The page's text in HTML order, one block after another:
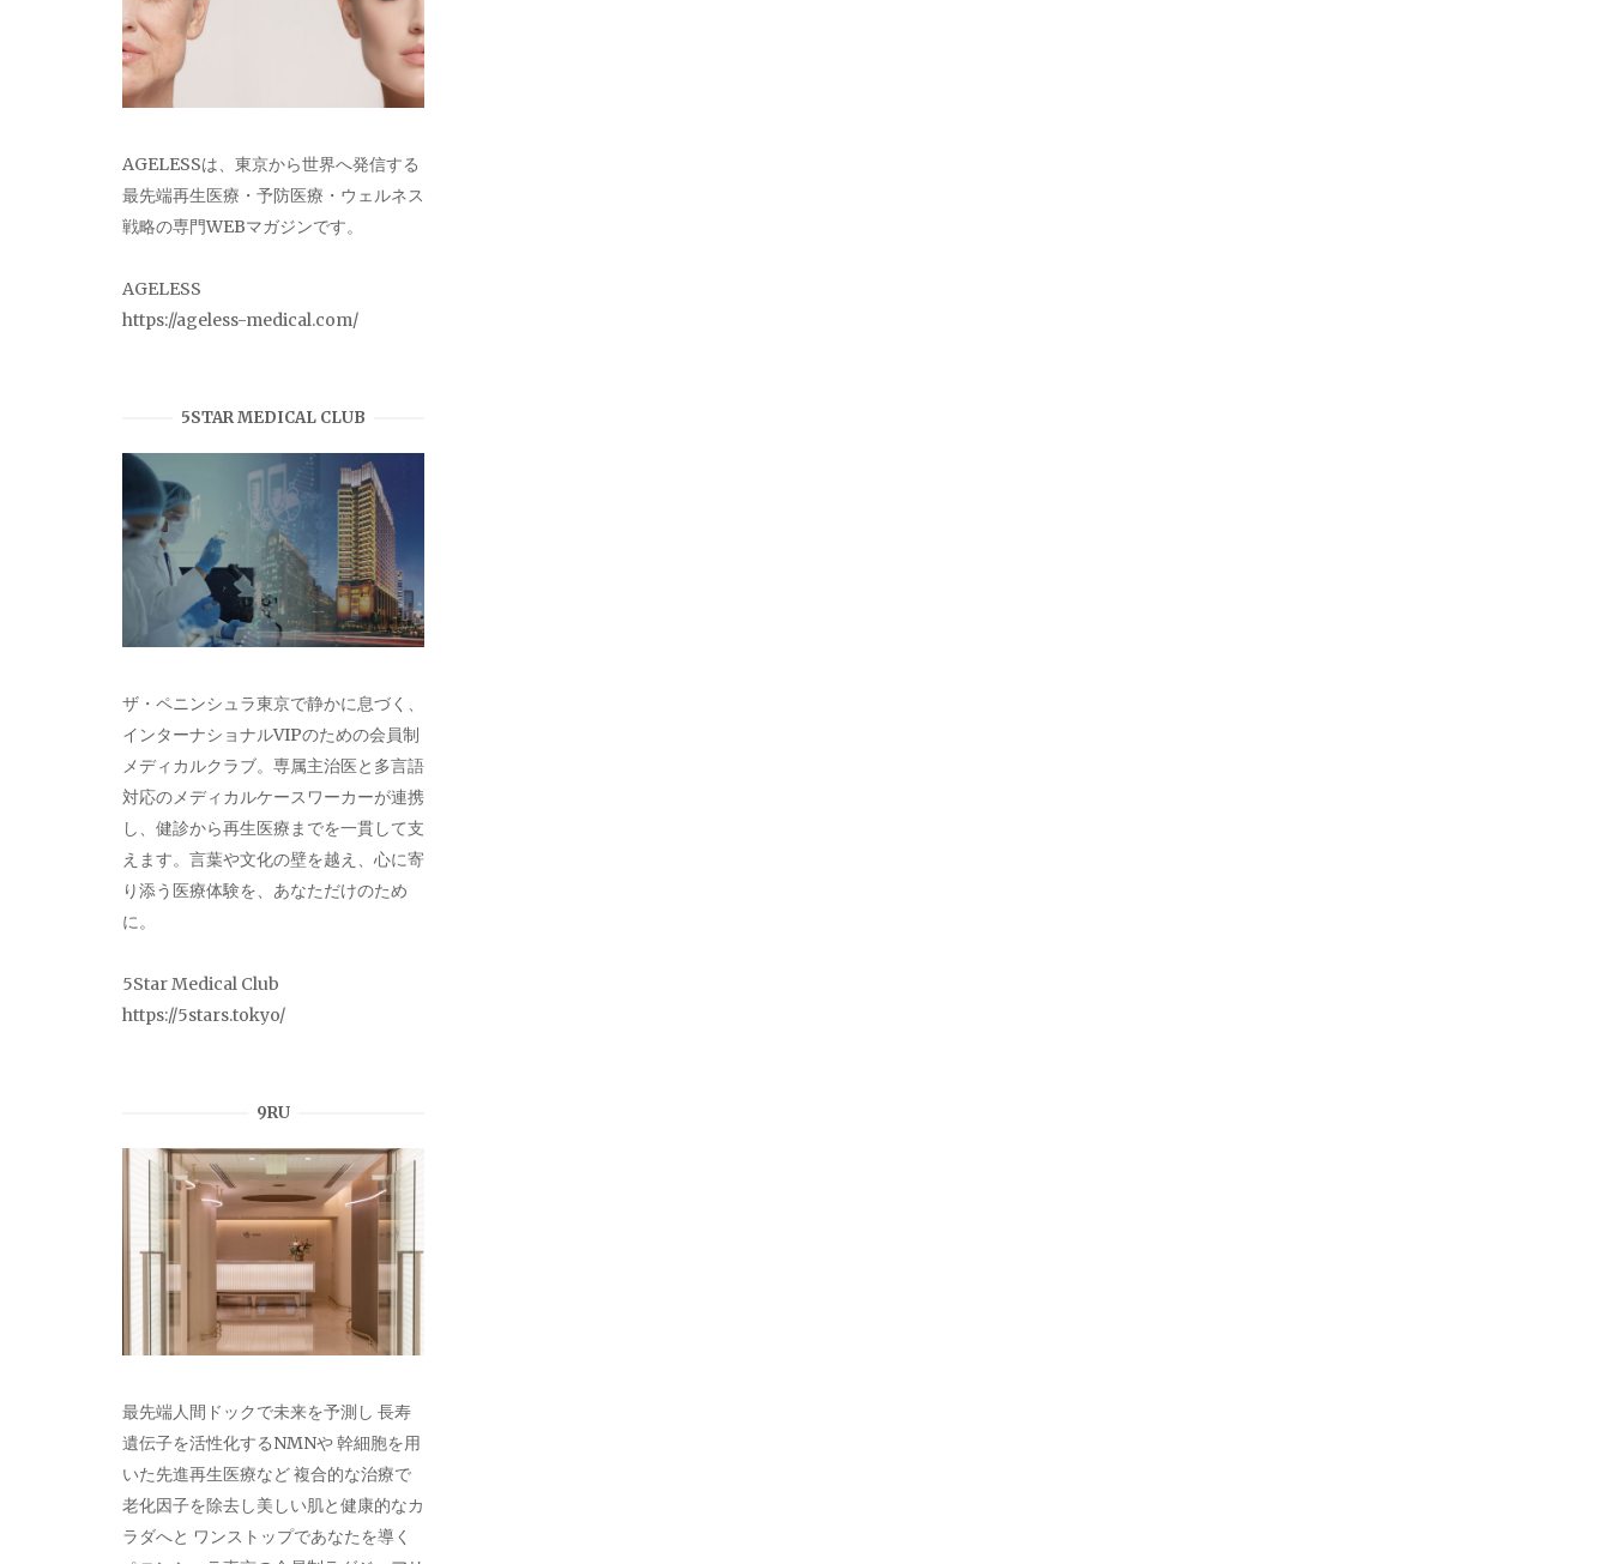
AGELESSは、東京から世界へ発信する
最先端再生医療・予防医療・ウェルネス
戦略の専門WEBマガジンです。
AGELESS
https://ageless-medical.com/
5STAR MEDICAL CLUB
ザ・ペニンシュラ東京で静かに息づく、
インターナショナルVIPのための会員制
メディカルクラブ。専属主治医と多言語
対応のメディカルケースワーカーが連携
し、健診から再生医療までを一貫して支
えます。言葉や文化の壁を越え、心に寄
り添う医療体験を、あなただけのため
に。
5Star Medical Club
https://5stars.tokyo/
9RU
最先端人間ドックで未来を予測し 長寿
遺伝子を活性化するNMNや 幹細胞を用
いた先進再生医療など 複合的な治療で
老化因子を除去し美しい肌と健康的なカ
ラダへと ワンストップであなたを導く